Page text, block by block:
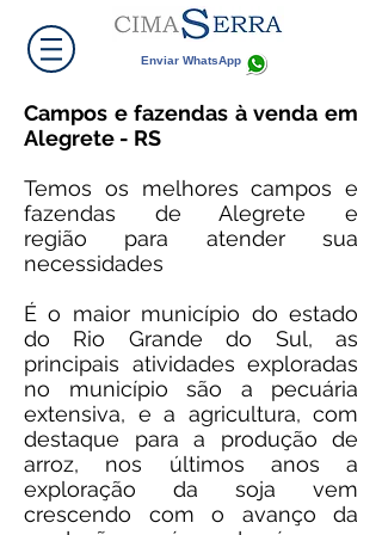
Enviar WhatsApp
Campos e fazendas à venda em
Alegrete - RS
Temos os melhores campos e
fazendas de Alegrete e
região para atender sua
necessidades
É o maior município do estado
do Rio Grande do Sul, as
principais atividades exploradas
no município são a pecuária
extensiva, e a agricultura, com
destaque para a produção de
arroz, nos últimos anos a
exploração da soja vem
crescendo com o avanço da